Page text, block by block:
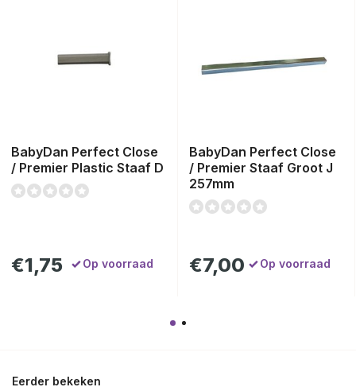
BabyDan Perfect Close
/ Premier Plastic Staaf D
€1,75 Op voorraad
BabyDan Perfect Close
/ Premier Staaf Groot J
257mm
€7,00 Op voorraad
Eerder bekeken